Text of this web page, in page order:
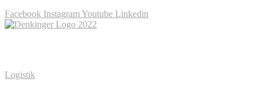
Facebook InstagramYoutube Linkedin
Logistik